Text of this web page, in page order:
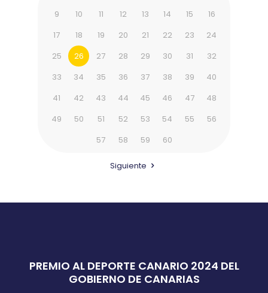
9
10 11 12 13 14 15
16
17
18 19 20 21 22 23
24
25
26 27 28 29 30 31
32
33
34 35 36 37 38 39
40
41
42 43 44 45 46 47
48
49
50 51 52 53 54 55
56
57
58 59 60
Siguiente
PREMIO AL DEPORTE CANARIO 2024 DEL
GOBIERNO DE CANARIAS